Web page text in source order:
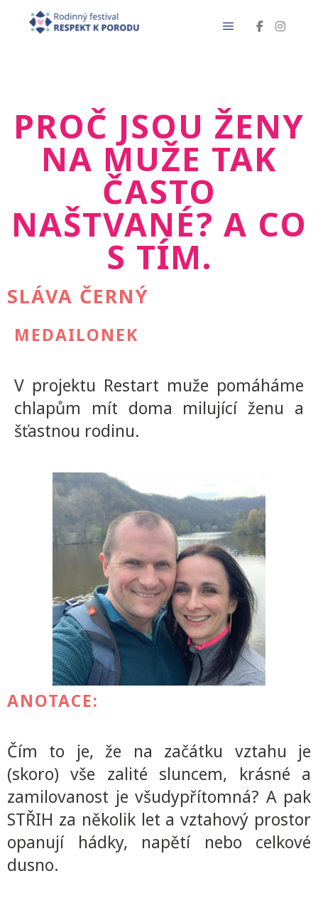
PROČ JSOU ŽENY
NA MUŽE TAK
ČASTO
NAŠTVANÉ? A CO
S TÍM.
SLÁVA ČERNÝ
MEDAILONEK
V projektu Restart muže pomáháme
chlapům mít doma milující ženu a
šťastnou rodinu.
ANOTACE:
Čím to je, že na začátku vztahu je
(skoro) vše zalité sluncem, krásné a
zamilovanost je všudypřítomná? A pak
STŘIH za několik let a vztahový prostor
opanují hádky, napětí nebo celkové
dusno.